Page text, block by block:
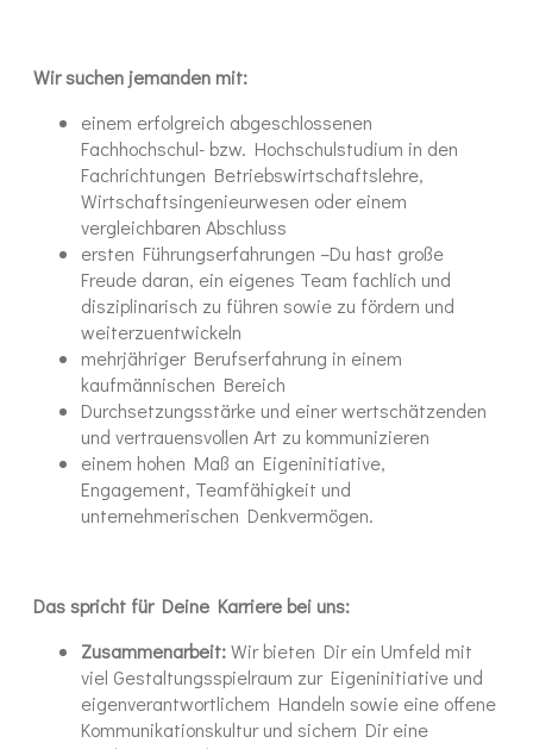
Wir suchen jemanden mit:
einem erfolgreich abgeschlossenen
Fachhochschul- bzw. Hochschulstudium in den
Fachrichtungen Betriebswirtschaftslehre,
Wirtschaftsingenieurwesen oder einem
vergleichbaren Abschluss
ersten Führungserfahrungen –Du hast große
Freude daran, ein eigenes Team fachlich und
disziplinarisch zu führen sowie zu fördern und
weiterzuentwickeln
mehrjähriger Berufserfahrung in einem
kaufmännischen Bereich
Durchsetzungsstärke und einer wertschätzenden
und vertrauensvollen Art zu kommunizieren
einem hohen Maß an Eigeninitiative,
Engagement, Teamfähigkeit und
unternehmerischen Denkvermögen.
Das spricht für Deine Karriere bei uns:
Zusammenarbeit:Wir bieten Dir ein Umfeld mit
viel Gestaltungsspielraum zur Eigeninitiative und
eigenverantwortlichem Handeln sowie eine offene
Kommunikationskultur und sichern Dir eine